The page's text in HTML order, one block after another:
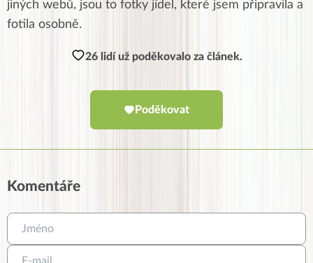
jiných webů, jsou to fotky jídel, které jsem připravila a
fotila osobně.
26 lidí už poděkovalo za článek.
Poděkovat
Komentáře